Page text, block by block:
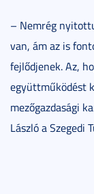
– Nemrég
van, ám az is
fejlődjenek. Az,
együttműködést
mezőgazdasági
László a Szegedi